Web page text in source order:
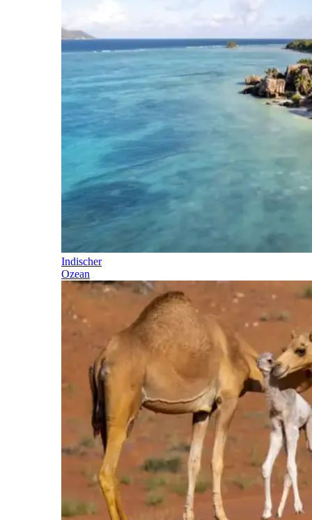
Indischer
Ozean